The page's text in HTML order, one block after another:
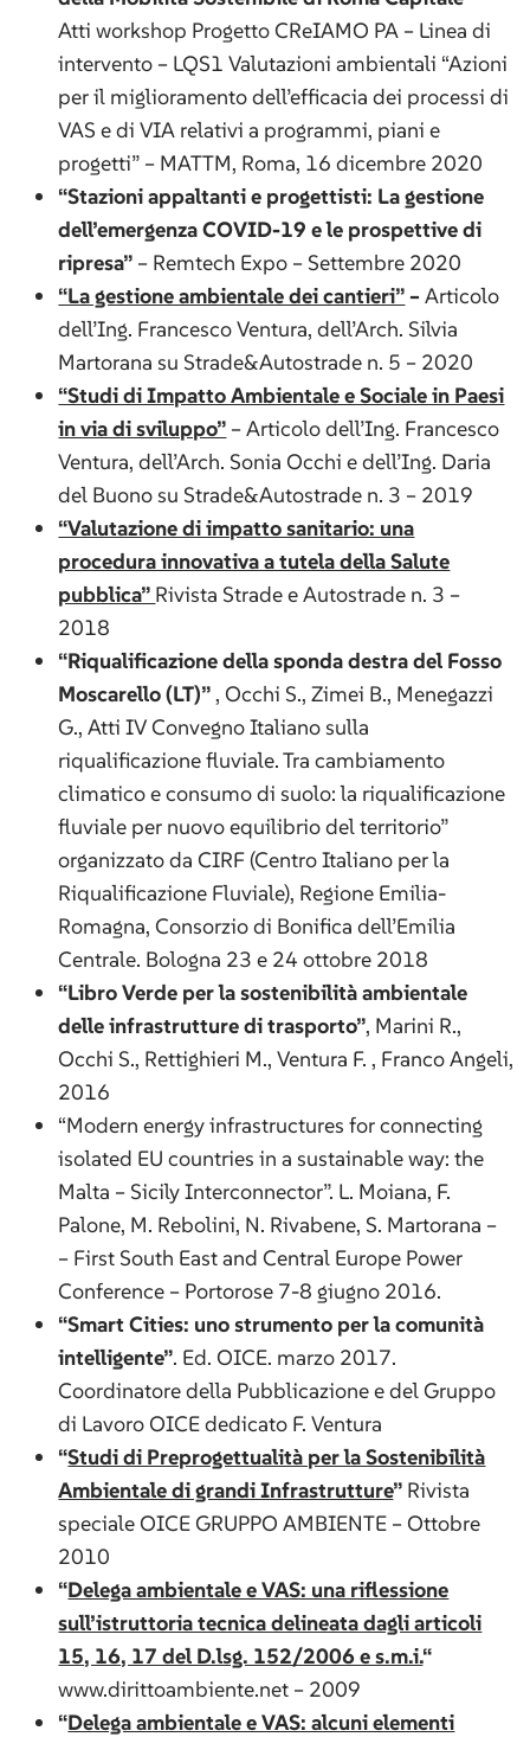
Atti workshop Progetto CReIAMO PA – Linea di
intervento – LQS1 Valutazioni ambientali “Azioni
per il miglioramento dell’efficacia dei processi di
VAS e di VIA relativi a programmi, piani e
progetti” – MATTM, Roma, 16 dicembre 2020
“Stazioni appaltanti e progettisti: La gestione
dell’emergenza COVID-19 e le prospettive di
ripresa” – Remtech Expo – Settembre 2020
“La gestione ambientale dei cantieri”–Articolo
dell’Ing. Francesco Ventura, dell’Arch. Silvia
Martorana su Strade&Autostrade n. 5 – 2020
“Studi di Impatto Ambientale e Sociale in Paesi
in via di sviluppo” – Articolo dell’Ing. Francesco
Ventura, dell’Arch. Sonia Occhi e dell’Ing. Daria
del Buono su Strade&Autostrade n. 3 – 2019
“Valutazione di impatto sanitario: una
procedura innovativa a tutela della Salute
pubblica” Rivista Strade e Autostrade n. 3 –
2018
“Riqualificazione della sponda destra del Fosso
Moscarello (LT)”, Occhi S., Zimei B., Menegazzi
G., Atti IV Convegno Italiano sulla
riqualificazione fluviale. Tra cambiamento
climatico e consumo di suolo: la riqualificazione
fluviale per nuovo equilibrio del territorio”
organizzato da CIRF (Centro Italiano per la
Riqualificazione Fluviale), Regione Emilia-
Romagna, Consorzio di Bonifica dell’Emilia
Centrale. Bologna 23 e 24 ottobre 2018
“Libro Verde per la sostenibilità ambientale
delle infrastrutture di trasporto”, Marini R.,
Occhi S., Rettighieri M., Ventura F. , Franco Angeli,
2016
“Modern energy infrastructures for connecting
isolated EU countries in a sustainable way: the
Malta – Sicily Interconnector”. L. Moiana, F.
Palone, M. Rebolini, N. Rivabene, S. Martorana –
– First South East and Central Europe Power
Conference – Portorose 7-8 giugno 2016.
“Smart Cities: uno strumento per la comunità
intelligente”. Ed. OICE. marzo 2017.
Coordinatore della Pubblicazione e del Gruppo
di Lavoro OICE dedicato F. Ventura
“Studi di Preprogettualità per la Sostenibilità
Ambientale di grandi Infrastrutture” Rivista
speciale OICE GRUPPO AMBIENTE – Ottobre
2010
“Delega ambientale e VAS: una riflessione
sull’istruttoria tecnica delineata dagli articoli
15, 16, 17 del D.lsg. 152/2006 e s.m.i.“
www.dirittoambiente.net – 2009
“Delega ambientale e VAS: alcuni elementi